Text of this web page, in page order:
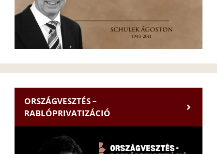
ORSZÁGVESZTÉS –
RABLÓPRIVATIZÁCIÓ